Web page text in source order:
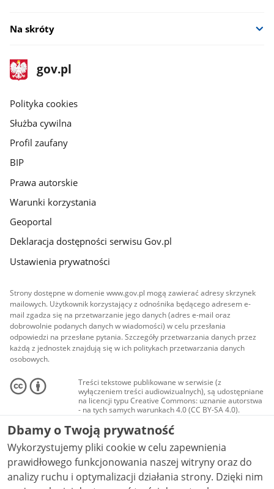
Na skróty
stopka
gov.pl
Strona
gov.pl
gov.pl
Polityka cookies
Służba cywilna
Profil zaufany
BIP
Prawa autorskie
Warunki korzystania
Geoportal
Deklaracja dostępności serwisu Gov.pl
Ustawienia prywatności
Strony dostępne w domenie www.gov.pl mogą zawierać adresy skrzynek
mailowych. Użytkownik korzystający z odnośnika będącego adresem e-
mail zgadza się na przetwarzanie jego danych (adres e-mail oraz
dobrowolnie podanych danych w wiadomości) w celu przesłania
odpowiedzi na przesłane pytania. Szczegóły przetwarzania danych przez
każdą z jednostek znajdują się w ich politykach przetwarzania danych
osobowych.
Treści tekstowe publikowane w serwisie (z
wyłączeniem treści audiowizualnych), są udostępniane
na licencji typu Creative Commons: uznanie autorstwa
- na tych samych warunkach 4.0 (CC BY-SA 4.0).
Materiały audiowizualne, w tym zdjęcia, materiały
audio i wideo, są udostępniane na licencji typu
Creative Commons: uznanie autorstwa użycie
niekomercyjne - bez utworów zależnych 4.0 (CC BY-
NC-ND 4.0), o ile nie jest to stwierdzone inaczej.
Dbamy o Twoją prywatność
Wykorzystujemy pliki cookie w celu zapewnienia
prawidłowego funkcjonowania naszej witryny oraz do
analizy ruchu i optymalizacji działania strony. Dzięki nim